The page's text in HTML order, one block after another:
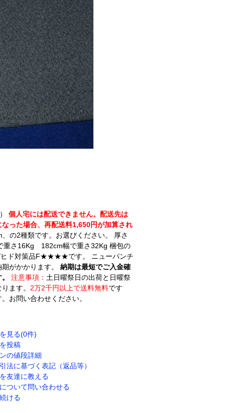
個人宅には配送できません。配送先は
った場合、再配送料1,650円が加算され
2種類です。お選びください。 厚さ
さ16Kg 182cm幅で重さ32Kg 梱包の
ヒド対策品F★★★★です。 ニューパンチ
がかかります。 納期は最短でご入金確
注意事項： 土日曜祭日の出荷と日曜祭
ます。 2万2千円以上で送料無料です
お問い合わせください。
見る(0件)
投稿
の値段詳細
法に基づく表記（返品等）
友達に教える
ついて問い合わせる
ける